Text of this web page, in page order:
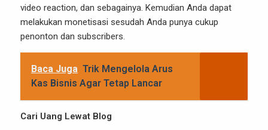
video reaction, dan sebagainya. Kemudian Anda dapat
melakukan monetisasi sesudah Anda punya cukup
penonton dan subscribers.
Baca Juga Trik Mengelola Arus
Kas Bisnis Agar Tetap Lancar
Cari Uang Lewat Blog